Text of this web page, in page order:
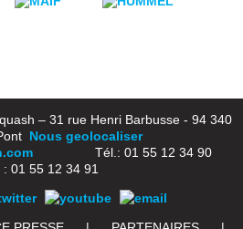
– 31 rue Henri Barbusse - 94 340
Nous geolocaliser
Tél.: 01 55 12 34 90
: 01 55 12 34 91